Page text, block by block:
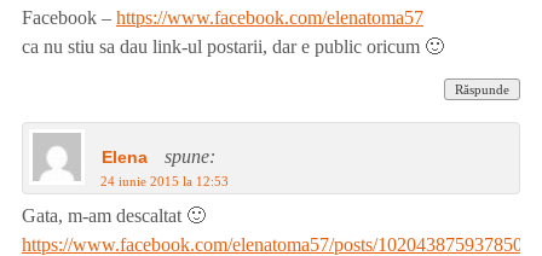
Facebook – https://www.facebook.com/elenatoma57
ca nu stiu sa dau link-ul postarii, dar e public oricum 🙂
Răspunde
Elena spune:
24 iunie 2015 la 12:53
Gata, m-am descaltat 🙂
https://www.facebook.com/elenatoma57/posts/